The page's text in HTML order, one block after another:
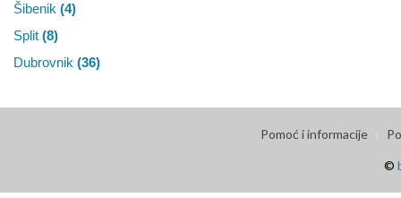
Šibenik (4)
Split (8)
Dubrovnik (36)
Pomoć i informacije
©